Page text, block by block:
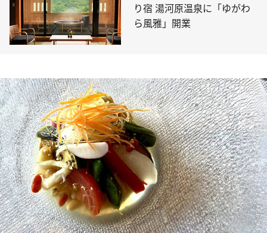
り宿 湯河原温泉に「ゆがわ
ら風雅」開業